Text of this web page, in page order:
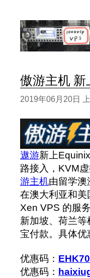
傲游主机 新
2019年06月20日
遨游新上
路接入，KVM
游主机由留学
在澳大利亚和
Xen VPS 的服
新加坡、荷兰
宝付款。具体优
优惠码： EHK70
优惠码：